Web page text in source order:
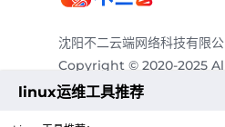
沈阳不二云端网络科技有限
Copyright © 2020-2025
有
linux运维工具推荐